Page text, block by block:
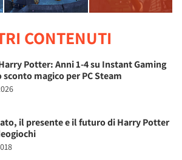
CONTENUTI
Potter: Anni 1-4 su Instant Gaming
sconto magico per PC Steam
il presente e il futuro di Harry Potter